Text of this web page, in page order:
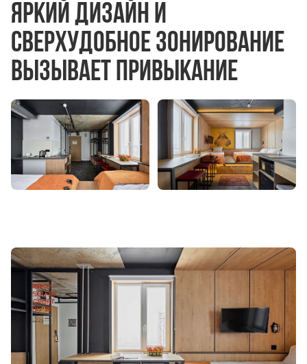
Яркий дизайн и
сверхудобное зонирование
вызывает привыкание